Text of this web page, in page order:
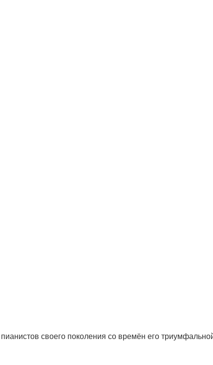
своего поколения со времён его